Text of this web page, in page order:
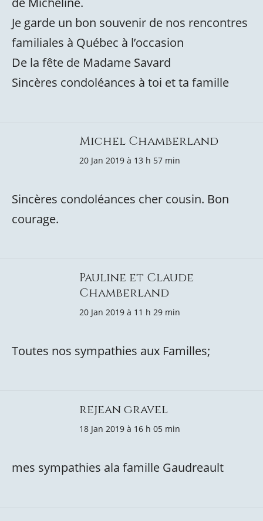
Je garde un bon souvenir de nos rencontres
familiales à Québec à l’occasion
De la fête de Madame Savard
Sincères condoléances à toi et ta famille
Michel Chamberland
20 Jan 2019 à 13 h 57 min
Sincères condoléances cher cousin. Bon
courage.
Pauline et Claude
Chamberland
20 Jan 2019 à 11 h 29 min
Toutes nos sympathies aux Familles;
rejean gravel
18 Jan 2019 à 16 h 05 min
mes sympathies ala famille Gaudreault